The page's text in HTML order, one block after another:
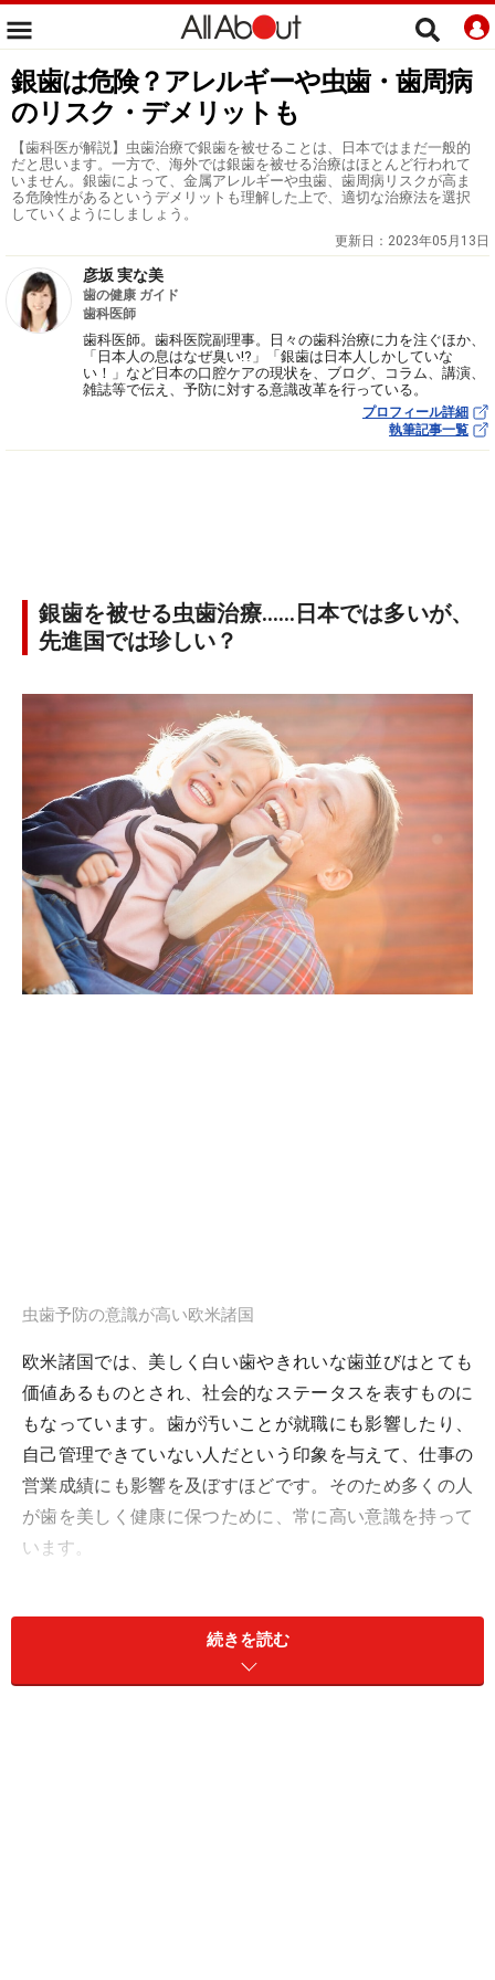
銀歯は危険？アレルギーや虫歯・歯周病
のリスク・デメリットも
【歯科医が解説】虫歯治療で銀歯を被せることは、日本ではまだ一般的
だと思います。一方で、海外では銀歯を被せる治療はほとんど行われて
いません。銀歯によって、金属アレルギーや虫歯、歯周病リスクが高ま
る危険性があるというデメリットも理解した上で、適切な治療法を選択
していくようにしましょう。
更新日： 2023年05月13日
彦坂 実な美
歯の健康 ガイド
歯科医師
歯科医師。歯科医院副理事。日々の歯科治療に力を注ぐほか、
「日本人の息はなぜ臭い!?」「銀歯は日本人しかしていな
い！」など日本の口腔ケアの現状を、ブログ、コラム、講演、
雑誌等で伝え、予防に対する意識改革を行っている。
プロフィール詳細
執筆記事一覧
銀歯を被せる虫歯治療……日本では多いが、
先進国では珍しい？
虫歯予防の意識が高い欧米諸国
欧米諸国では、美しく白い歯やきれいな歯並びはとても
価値あるものとされ、社会的なステータスを表すものに
もなっています。歯が汚いことが就職にも影響したり、
自己管理できていない人だという印象を与えて、仕事の
営業成績にも影響を及ぼすほどです。そのため多くの人
が歯を美しく健康に保つために、常に高い意識を持って
います。
院に通う方が98％。治療のために通う方は2％といわれ
ています。しかし、なんと日本では98％の人が治療のた
続きを読む